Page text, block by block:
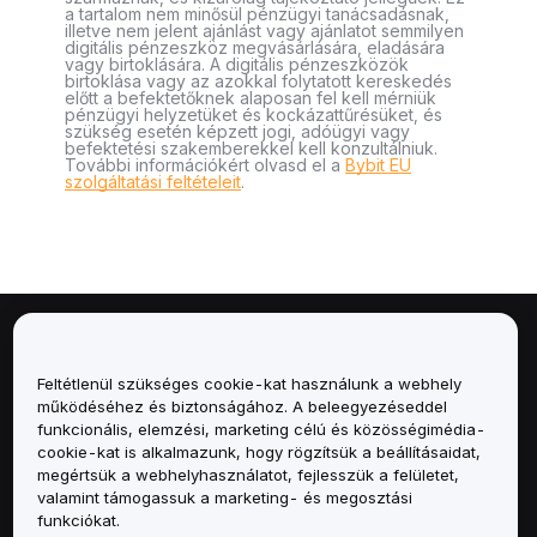
a tartalom nem minősül pénzügyi tanácsadásnak,
illetve nem jelent ajánlást vagy ajánlatot semmilyen
digitális pénzeszköz megvásárlására, eladására
vagy birtoklására. A digitális pénzeszközök
birtoklása vagy az azokkal folytatott kereskedés
előtt a befektetőknek alaposan fel kell mérniük
pénzügyi helyzetüket és kockázattűrésüket, és
szükség esetén képzett jogi, adóügyi vagy
befektetési szakemberekkel kell konzultálniuk.
További információkért olvasd el a Bybit EU
szolgáltatási feltételeit.
Szolgáltatások
Támogatás
Termékek
Feltétlenül szükséges cookie-kat használunk a webhely
működéséhez és biztonságához. A beleegyezéseddel
funkcionális, elemzési, marketing célú és közösségimédia-
cookie-kat is alkalmazunk, hogy rögzítsük a beállításaidat,
megértsük a webhelyhasználatot, fejlesszük a felületet,
valamint támogassuk a marketing- és megosztási
funkciókat.